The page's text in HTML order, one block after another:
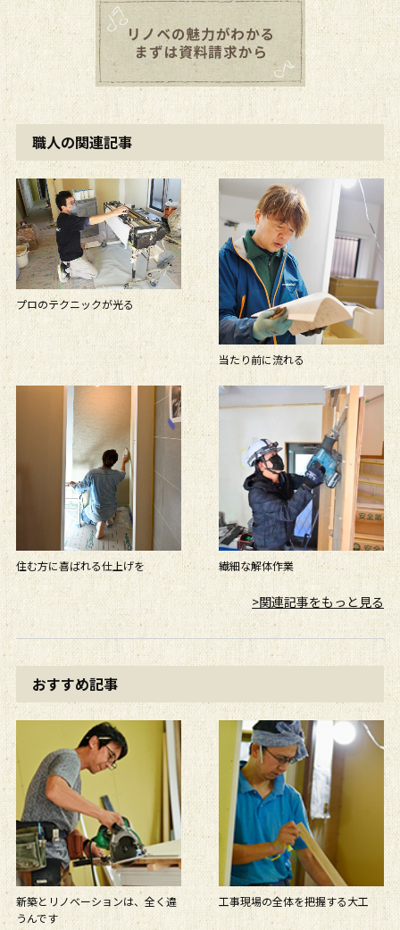
職人の関連記事
プロのテクニックが光る
当たり前に流れる
住む方に喜ばれる仕上げを 繊細な解体作業
>関連記事をもっと見る
おすすめ記事
新築とリノベーションは、全く違
うんです
工事現場の全体を把握する大工